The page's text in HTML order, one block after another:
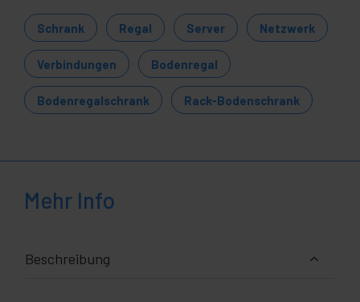
Schrank Regal Server Netzwerk
Verbindungen Bodenregal
Bodenregalschrank Rack-Bodenschrank
Mehr Info
Beschreibung